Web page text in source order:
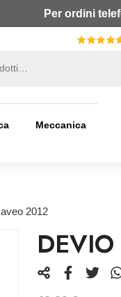
Per ordini
Meccanica
2012